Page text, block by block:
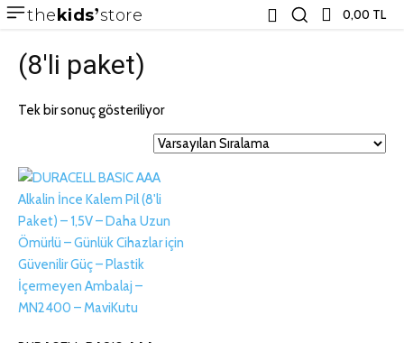
thekids store 0,00 TL
(8'li paket)
Tek bir sonuç gösteriliyor